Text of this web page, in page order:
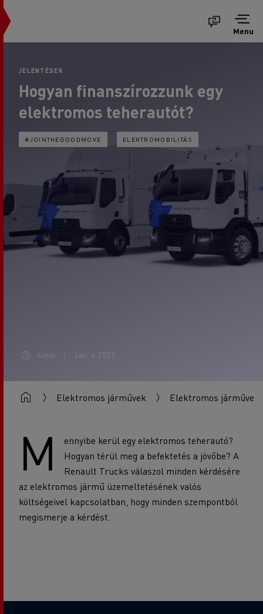
Menu
JELENTÉSEK
Hogyan finanszírozzunk egy
elektromos teherautót?
#JOINTHEGOODMOVE ELEKTROMOBILITÁS
4min Jan. 6 2023
Elektromos járművek Elektromos járművek
M
ennyibe kerül egy elektromos teherautó?
Hogyan térül meg a befektetés a jövőbe? A
Renault Trucks válaszol minden kérdésére
az elektromos jármű üzemeltetésének valós
költségeivel kapcsolatban, hogy minden szempontból
megismerje a kérdést.